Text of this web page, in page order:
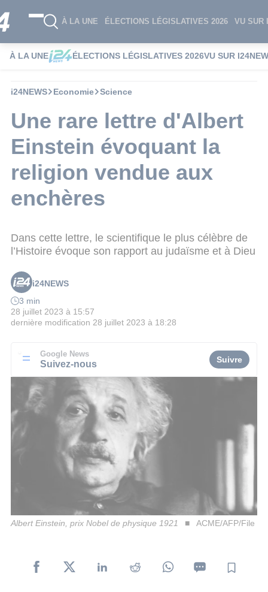
À LA UNE ÉLECTIONS LÉGISLATIVES 2026 VU SUR
À LA UNE ÉLECTIONS LÉGISLATIVES 2026VU SUR
i24NEWS Economie Science
Une rare lettre d'Albert
Einstein évoquant la
religion vendue aux
enchères
Dans cette lettre, le scientifique le plus célèbre de
l’Histoire évoque son rapport au judaïsme et à Dieu
i24NEWS
3 min
28 juillet 2023 à 15:57
dernière modification 28 juillet 2023 à 18:28
Google News
Suivez-nous Suivre
Albert Einstein, prix Nobel de physique 1921 ACME/AFP/File